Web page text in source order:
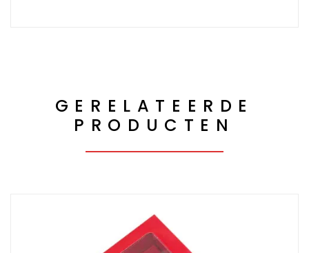
GERELATEERDE
PRODUCTEN